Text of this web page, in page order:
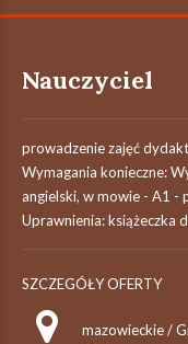
Nauczyciel
prowadzenie zajęć
Wymagania konieczne:
angielski, w mowie - A1 -
Uprawnienia: książeczka
SZCZEGÓŁY OFERTY
mazowieckie /